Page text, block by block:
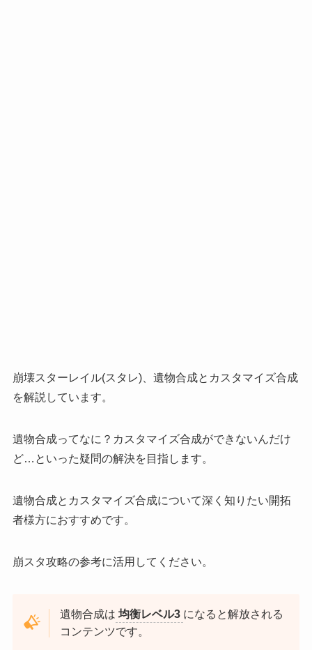
崩壊スターレイル(スタレ)、遺物合成とカスタマイズ合成
を解説しています。
遺物合成ってなに？カスタマイズ合成ができないんだけ
ど…といった疑問の解決を目指します。
遺物合成とカスタマイズ合成について深く知りたい開拓
者様方におすすめです。
崩スタ攻略の参考に活用してください。
遺物合成は 均衡レベル3 になると解放される
コンテンツです。